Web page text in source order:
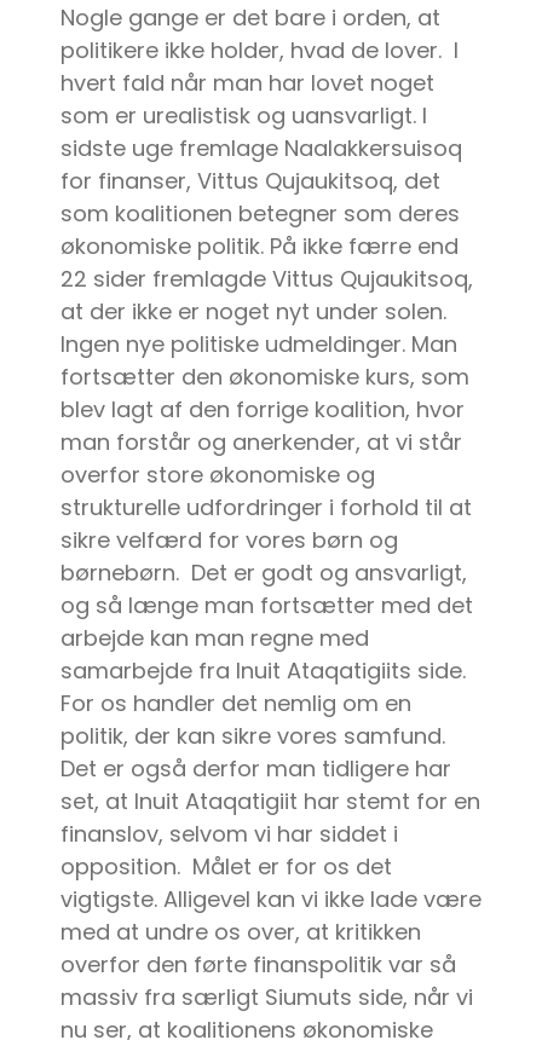
Nogle gange er det bare i orden, at
politikere ikke holder, hvad de lover. I
hvert fald når man har lovet noget
som er urealistisk og uansvarligt. I
sidste uge fremlage Naalakkersuisoq
for finanser, Vittus Qujaukitsoq, det
som koalitionen betegner som deres
økonomiske politik. På ikke færre end
22 sider fremlagde Vittus Qujaukitsoq,
at der ikke er noget nyt under solen.
Ingen nye politiske udmeldinger. Man
fortsætter den økonomiske kurs, som
blev lagt af den forrige koalition, hvor
man forstår og anerkender, at vi står
overfor store økonomiske og
strukturelle udfordringer i forhold til at
sikre velfærd for vores børn og
børnebørn. Det er godt og ansvarligt,
og så længe man fortsætter med det
arbejde kan man regne med
samarbejde fra Inuit Ataqatigiits side.
For os handler det nemlig om en
politik, der kan sikre vores samfund.
Det er også derfor man tidligere har
set, at Inuit Ataqatigiit har stemt for en
finanslov, selvom vi har siddet i
opposition. Målet er for os det
vigtigste. Alligevel kan vi ikke lade være
med at undre os over, at kritikken
overfor den førte finanspolitik var så
massiv fra særligt Siumuts side, når vi
nu ser, at koalitionens økonomiske